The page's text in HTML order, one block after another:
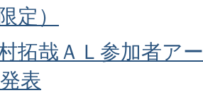
定）
拓哉ＡＬ参加者アー
表